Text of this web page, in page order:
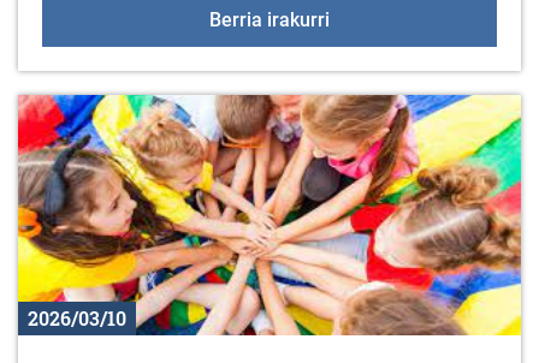
Berria irakurri
2026/03/10